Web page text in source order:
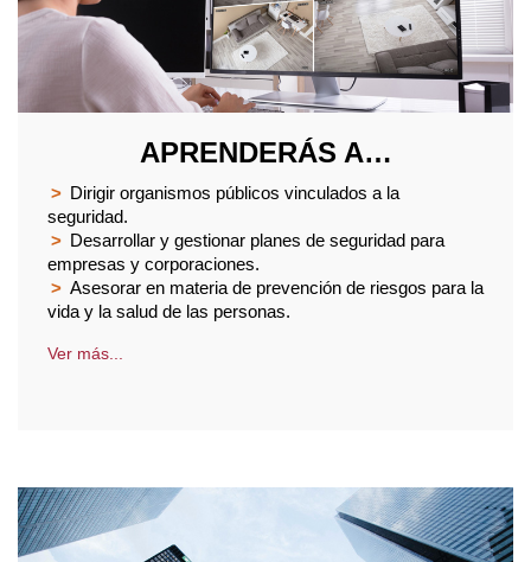
APRENDERÁS A…
> Dirigir organismos públicos vinculados a la
seguridad.
> Desarrollar y gestionar planes de seguridad para
empresas y corporaciones.
> Asesorar en materia de prevención de riesgos para la
vida y la salud de las personas.
Ver más...